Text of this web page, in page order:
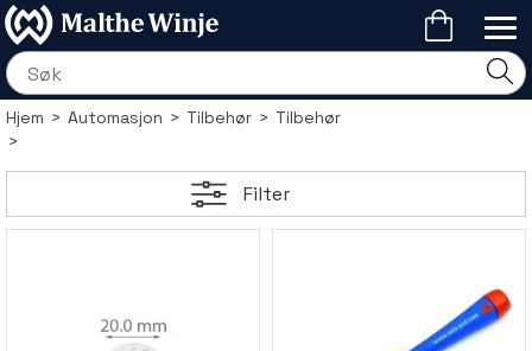
Hjem>Automasjon>Tilbehør>Tilbehør
>
Filter